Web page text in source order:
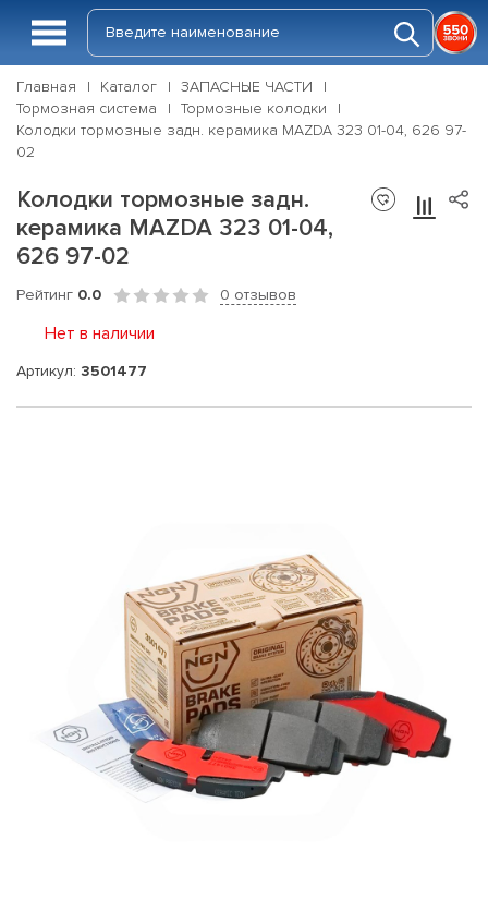
Главная Каталог
ЗАПАСНЫЕ ЧАСТИ
Тормозная система
Тормозные колодки
Колодки тормозные задн. керамика MAZDA 323 01-04, 626 97-
02
Колодки тормозные задн.
керамика MAZDA 323 01-04,
626 97-02
Рейтинг 0.0 0 отзывов
Нет в наличии
Артикул: 3501477